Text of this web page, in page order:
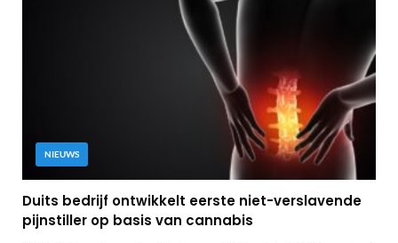
NIEUWS
Duits bedrijf ontwikkelt eerste niet-verslavende
pijnstiller op basis van cannabis